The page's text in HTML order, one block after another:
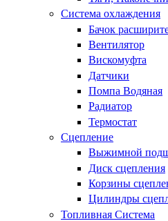
Система охлаждения
Бачок
Вентилятор
Вискомуфта
Датчики
Помпа Водяная
Радиатор
Термостат
Сцепление
Выжимной
Диск сцепления
Корзины
Цилиндры
Топливная Система